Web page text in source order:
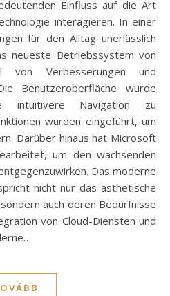
interagieren. In einer
für den Alltag unerlässlich
neueste Betriebssystem von
von Verbesserungen und
Benutzeroberfläche wurde
intuitivere Navigation zu
wurden eingeführt, um
Darüber hinaus hat Microsoft
um den wachsenden
Das moderne
nicht nur das ästhetische
auch deren Bedürfnisse
von Cloud-Diensten und